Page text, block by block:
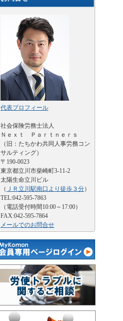
代表プロフィール
社会保険労務士法人
Ｎｅｘｔ Ｐａｒｔｎｅｒｓ
（旧：たちかわ共同人事労務コン
サルティング）
〒190-0023
東京都立川市柴崎町3-11-2
太陽生命立川ビル
（ ＪＲ立川駅南口より徒歩３分）
TEL:042-595-7863
（電話受付時間10:00～17:00）
FAX:042-595-7864
メールでのお問合せ